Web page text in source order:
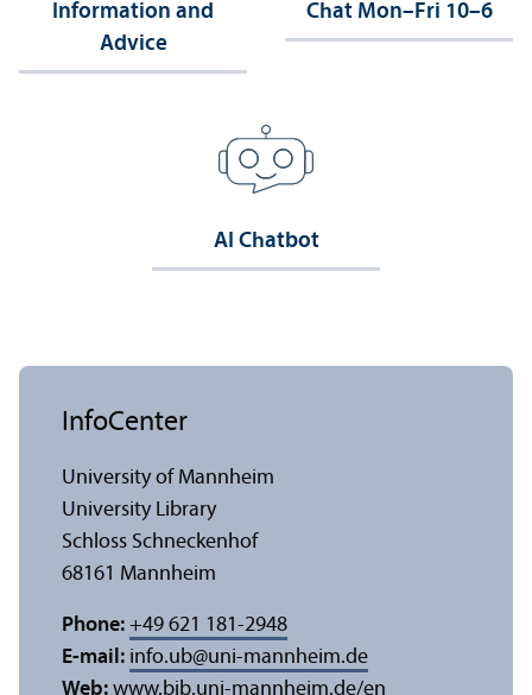
Information and
Advice
Chat Mon–Fri 10–6
AI Chatbot
InfoCenter
University of Mannheim
University Library
Schloss Schneckenhof
68161 Mannheim
Phone: +49 621 181-2948
E-mail: info.ub@uni-mannheim.de
Web: www.bib.uni-mannheim.de/en